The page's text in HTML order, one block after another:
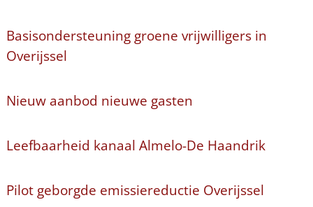
Basisondersteuning groene vrijwilligers in
Overijssel
Nieuw aanbod nieuwe gasten
Leefbaarheid kanaal Almelo-De Haandrik
Pilot geborgde emissiereductie Overijssel